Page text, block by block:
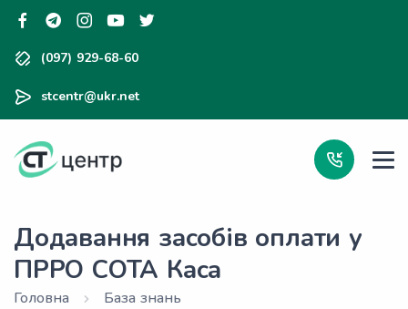
(097) 929-68-60
stcentr@ukr.net
Додавання засобів оплати у
ПРРО СОТА Каса
Головна
База знань